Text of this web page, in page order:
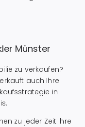
Münster
zu verkaufen?
auch Ihre
in
zu jeder Zeit Ihre